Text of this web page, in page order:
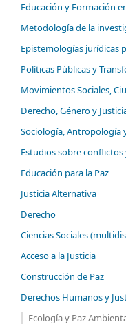
Educación y Formación
Metodología de la
Epistemologías jurídicas
Políticas Públicas y
Movimientos Sociales,
Derecho, Género y
Sociología, Antropología
Estudios sobre conflictos
Educación para la Paz
Justicia Alternativa
Derecho
Ciencias Sociales
Acceso a la Justicia
Construcción de Paz
Derechos Humanos y
Ecología y Paz